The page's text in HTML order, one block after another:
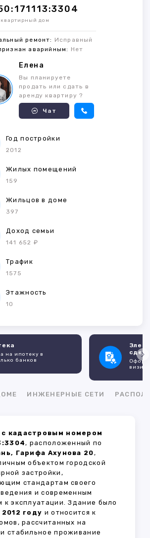
дом
ремонт: Исправный
аварийным: Нет
Елена
Вы планируете
продать или сдать в
аренду квартиру ?
Чат
Год постройки
2012
Жилых помещений
159
Жильцов в доме
397
Доход семьи
141 652 ₽
Трафик
1575
Этажность
10
на ипотеку в
банков
ИНЖЕНЕРНЫЕ СЕТИ
кадастровым номером
, расположенный по
Гарифа Ахунова 20,
объектом городской
застройки,
стандартам своего
и современным
к эксплуатации. Здание было
2012 году и относится к
рассчитанных на
стабильное проживание